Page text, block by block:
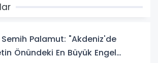
Semih Palamut: "Akdeniz'de
Önündeki En Büyük Engel